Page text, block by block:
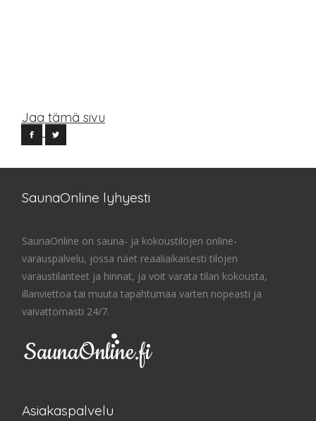
Jaa tämä sivu
SaunaOnline lyhyesti
SaunaOnline on sauna- ja kokoustilojen online-
varauspalvelu, jossa näet reaaliaikaisesti tilojen
varaustilanteet ja hinnat, ja voit varata tilan kokousta,
illanviettoa tai muuta tapahtumaa varten nopeasti ja
vaivattomasti 24/7.
Asiakaspalvelu